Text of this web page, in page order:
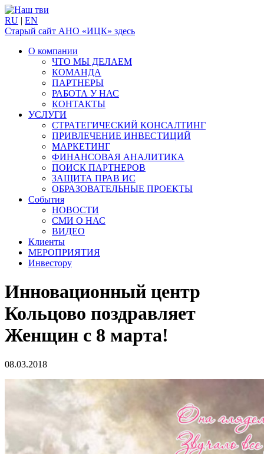
RU | EN
Старый сайт АНО «ИЦК» здесь
О компании
ЧТО МЫ ДЕЛАЕМ
КОМАНДА
ПАРТНЕРЫ
РАБОТА У НАС
КОНТАКТЫ
УСЛУГИ
СТРАТЕГИЧЕСКИЙ КОНСАЛТИНГ
ПРИВЛЕЧЕНИЕ ИНВЕСТИЦИЙ
МАРКЕТИНГ
ФИНАНСОВАЯ АНАЛИТИКА
ПОИСК ПАРТНЕРОВ
ЗАЩИТА ПРАВ ИС
ОБРАЗОВАТЕЛЬНЫЕ ПРОЕКТЫ
События
НОВОСТИ
СМИ О НАС
ВИДЕО
Клиенты
МЕРОПРИЯТИЯ
Инвестору
Инновационный центр
Кольцово поздравляет
Женщин с 8 марта!
08.03.2018